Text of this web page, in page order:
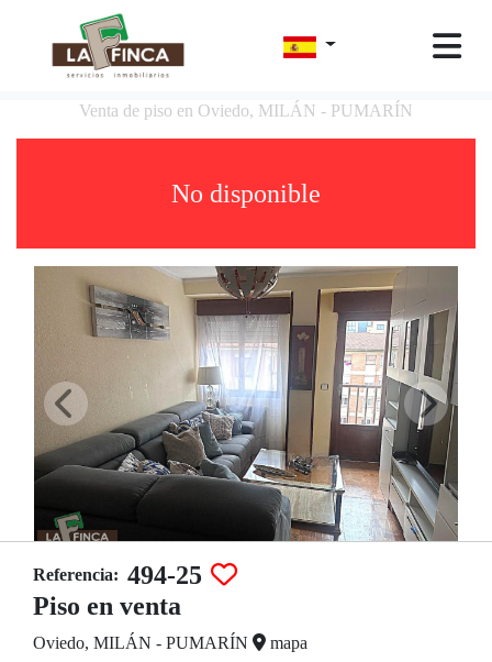
Venta de piso en Oviedo, MILÁN - PUMARÍN
No disponible
Referencia: 494-25
Piso en venta
Oviedo, MILÁN - PUMARÍN mapa